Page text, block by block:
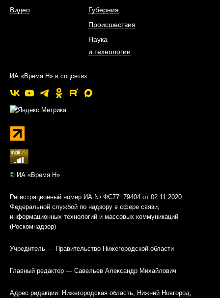
Видео
Губерния
Происшествия
Наука
и технологии
ИА «Время Н» в соцсетях
© ИА «Время Н»
Регистрационный номер ИА № ФС77−79404 от 02.11.2020
Федеральной службой по надзору в сфере связи,
информационных технологий и массовых коммуникаций
(Роскомнадзор)
Учредитель — Правительство Нижегородской области
Главный редактор — Савельев Александр Михайлович
Адрес редакции: Нижегородская область, Нижний Новгород,